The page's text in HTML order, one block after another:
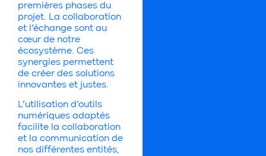
premières phases du
projet. La collaboration
et l’échange sont au
cœur de notre
écosystème. Ces
synergies permettent
de créer des solutions
innovantes et justes.
L’utilisation d’outils
numériques adaptés
facilite la collaboration
et la communication de
nos différentes entités,